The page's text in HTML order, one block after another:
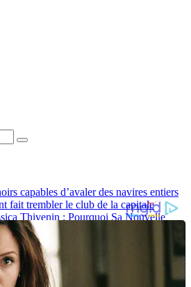
capables d’avaler des navires entiers
fait trembler le club de la capitale
Thivenin : Pourquoi Sa Nouvelle
Vrai Tournant
disent souvent beaucoup plus qu’on
Qui Montrent Que Ce N’est Jamais